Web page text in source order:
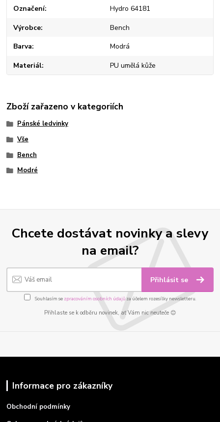
Označení Hydro 64181
Výrobce Bench
Barva Modrá
Materiál PU umělá kůže
Zboží zařazeno v kategoriích
Pánské ledvinky
Vše
Bench
Modré
Chcete dostávat novinky a slevy
na email?
Přihlásit se
Souhlasím se zpracováním osobních údajůza účelem rozesílky newsletteru.
Přihlaste se k odběru novinek, ať Vám nic neuteče 😊
Informace pro zákazníky
Obchodní podmínky